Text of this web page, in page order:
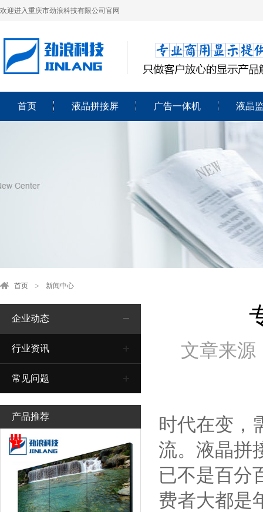
欢迎进入重庆市劲浪科技有限公司官网
首页 液晶拼接屏 广告一体机 液晶
首页 新闻中心
企业动态
行业资讯
常见问题
产品推荐
1
文章来源
时代在变，
流。液晶拼
已不是百分
费者大都是